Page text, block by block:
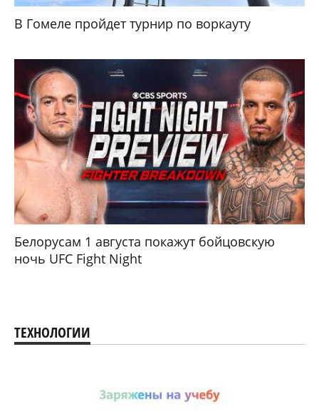
В Гомеле пройдет турнир по воркауту
Белорусам 1 августа покажут бойцовскую
ночь UFC Fight Night
ТЕХНОЛОГИИ